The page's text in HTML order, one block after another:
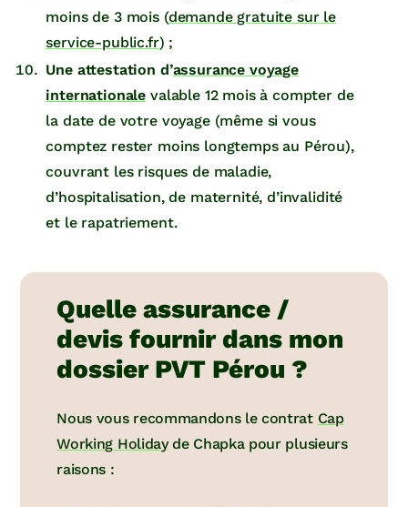
moins de 3 mois (demande gratuite sur le
service-public.fr) ;
Une attestation d’assurance voyage
internationale valable 12 mois à compter de
la date de votre voyage (même si vous
comptez rester moins longtemps au Pérou),
couvrant les risques de maladie,
d’hospitalisation, de maternité, d’invalidité
et le rapatriement.
Quelle assurance /
devis fournir dans mon
dossier PVT Pérou ?
Nous vous recommandons le contrat Cap
Working Holidayde Chapka pour plusieurs
raisons :